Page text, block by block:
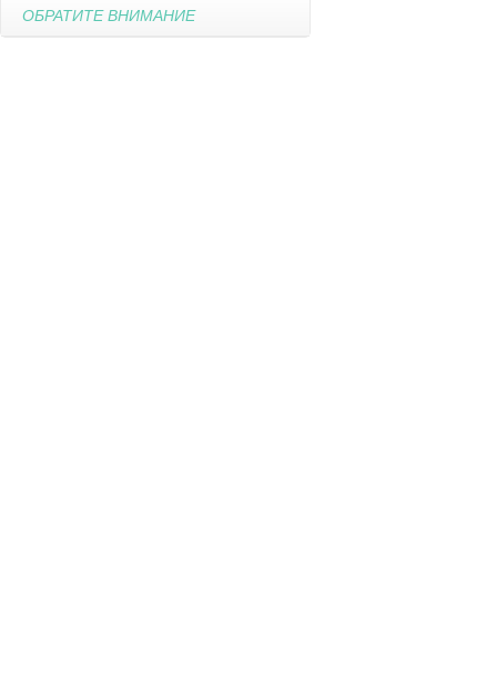
ОБРАТИТЕ ВНИМАНИЕ